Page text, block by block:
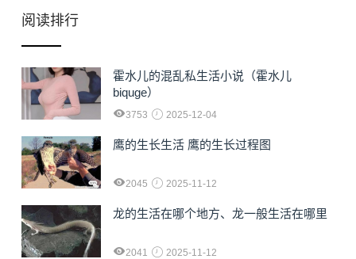
阅读排行
霍水儿的混乱私生活小说（霍水儿
biquge）
3753 2025-12-04
鹰的生长生活 鹰的生长过程图
2045 2025-11-12
龙的生活在哪个地方、龙一般生活在哪里
2041 2025-11-12